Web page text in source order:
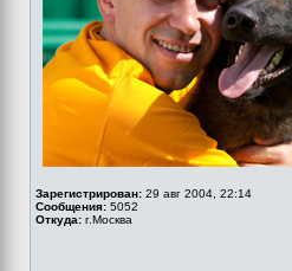
Зарегистрирован: 29 авг 2004, 22:14
Сообщения: 5052
Откуда: г.Москва